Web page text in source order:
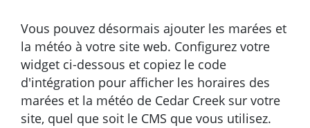
Vous pouvez désormais ajouter les marées et
la météo à votre site web. Configurez votre
widget ci-dessous et copiez le code
d'intégration pour afficher les horaires des
marées et la météo de Cedar Creek sur votre
site, quel que soit le CMS que vous utilisez.